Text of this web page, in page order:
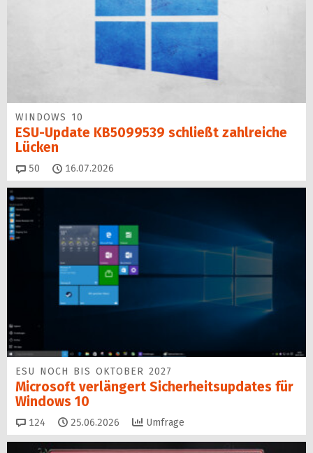
WINDOWS 10
ESU-Update KB5099539 schließt zahlreiche
Lücken
50 Kommentare
16.07.2026
ESU NOCH BIS OKTOBER 2027
Microsoft verlängert Sicherheitsupdates für
Windows 10
124 Kommentare
25.06.2026 Umfrage